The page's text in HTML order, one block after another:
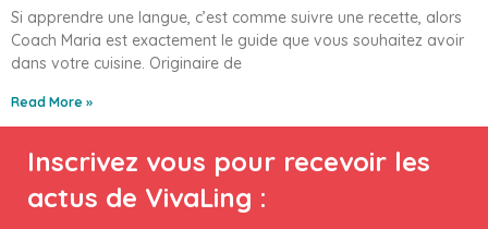
Si apprendre une langue, c’est comme suivre une recette, alors
Coach Maria est exactement le guide que vous souhaitez avoir
dans votre cuisine. Originaire de
Read More »
Inscrivez vous pour recevoir les
actus de VivaLing :